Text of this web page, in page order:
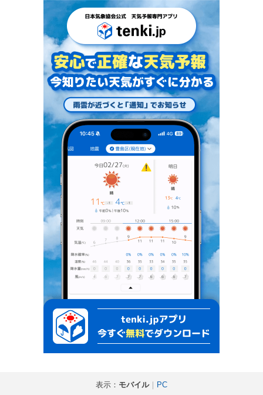
表示： モバイル｜ PC